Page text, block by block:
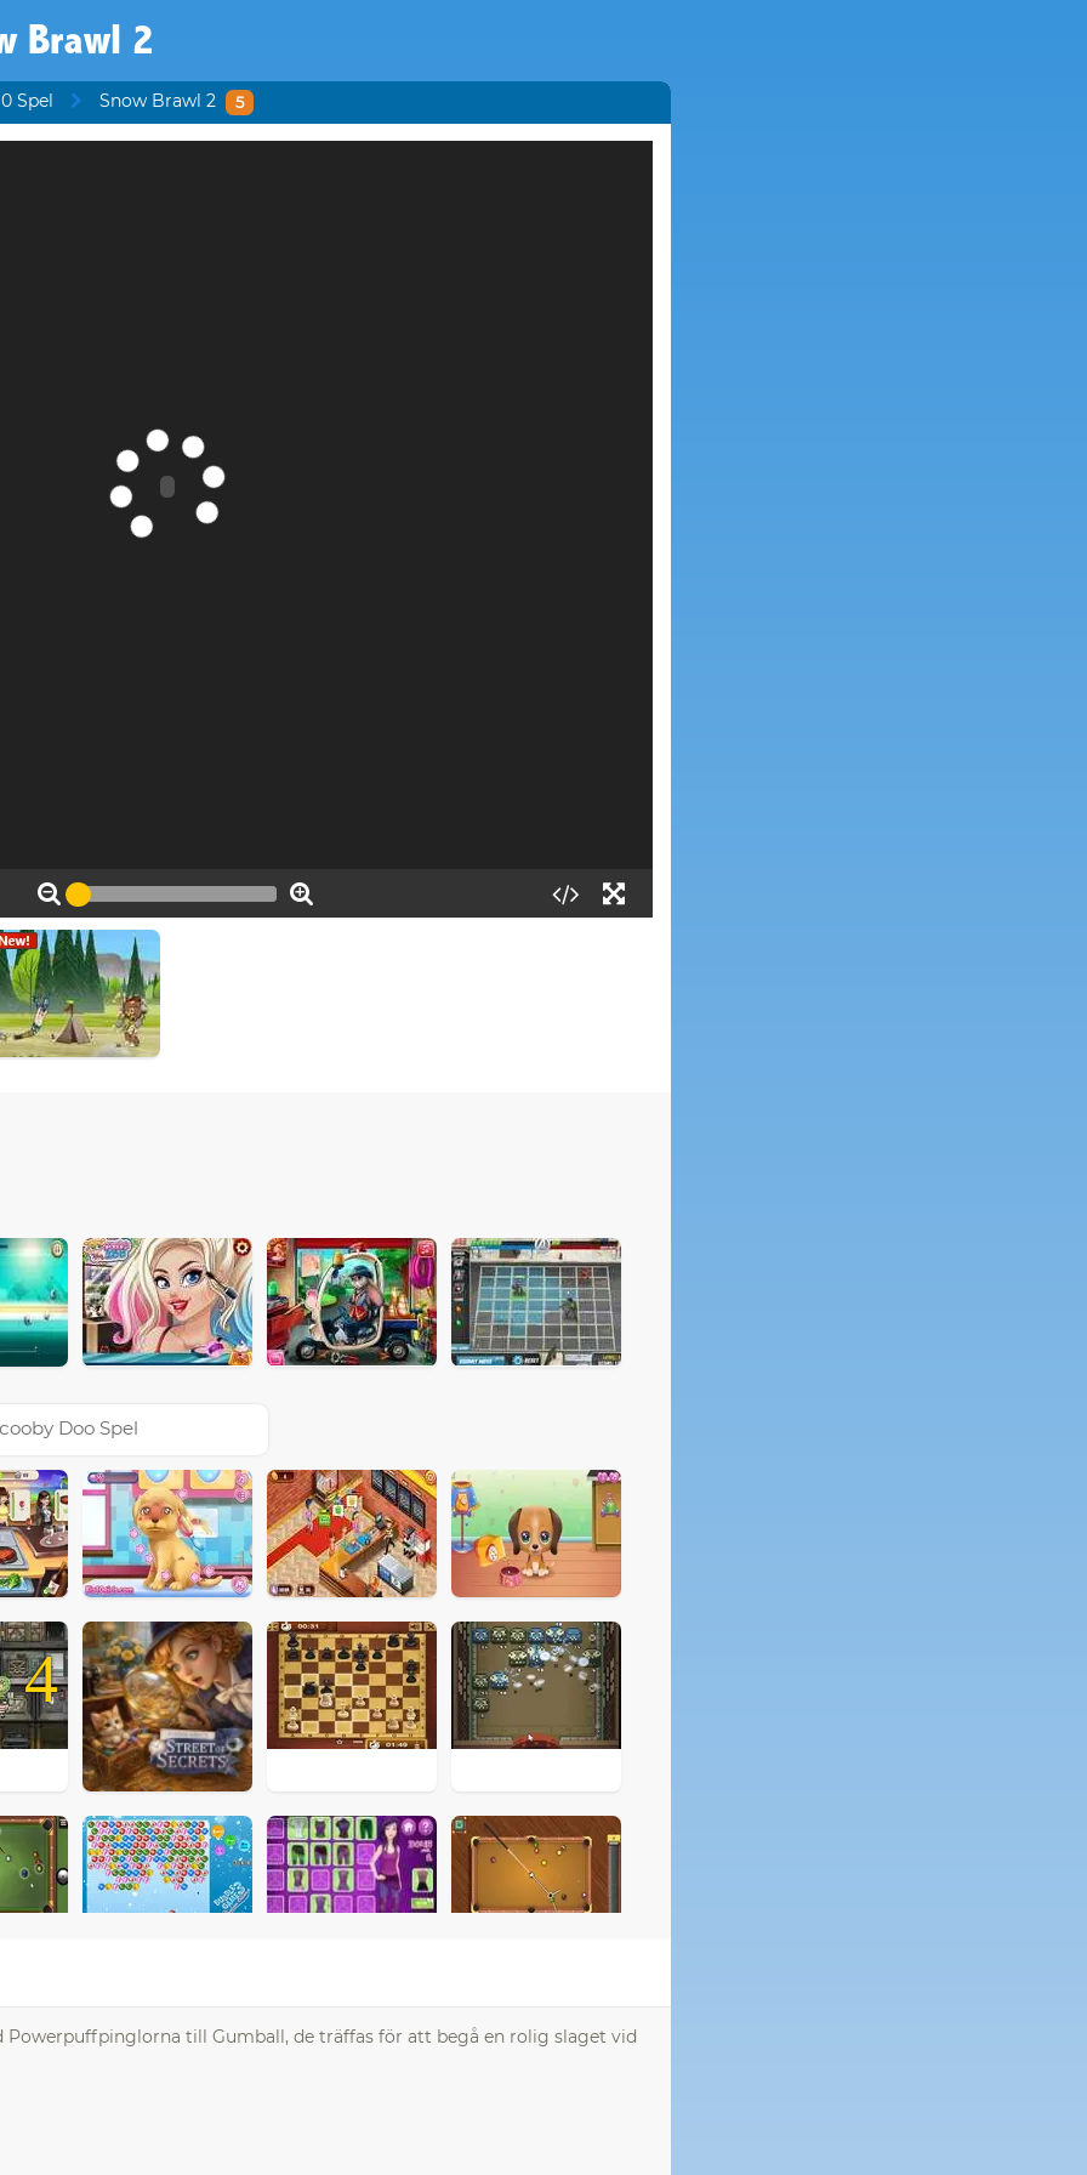
Brawl 2
Spel Snow Brawl 2 5
Doo Spel
4
till Gumball, de träffas för att begå en rolig slaget vid